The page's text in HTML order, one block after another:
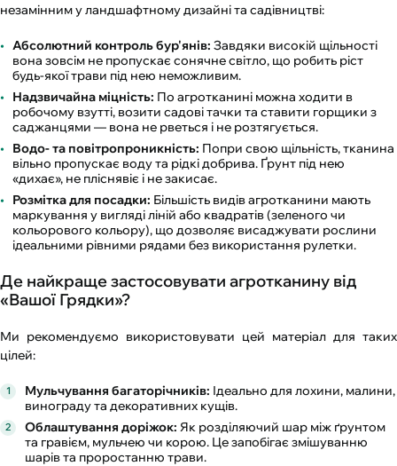
незамінним у ландшафтному дизайні та садівництві:
Абсолютний контроль бур'янів: Завдяки високій щільності
вона зовсім не пропускає сонячне світло, що робить ріст
будь-якої трави під нею неможливим.
Надзвичайна міцність: По агротканині можна ходити в
робочому взутті, возити садові тачки та ставити горщики з
саджанцями — вона не рветься і не розтягується.
Водо- та повітропроникність: Попри свою щільність, тканина
вільно пропускає воду та рідкі добрива. Ґрунт під нею
«дихає», не пліснявіє і не закисає.
Розмітка для посадки: Більшість видів агротканини мають
маркування у вигляді ліній або квадратів (зеленого чи
кольорового кольору), що дозволяє висаджувати рослини
ідеальними рівними рядами без використання рулетки.
Де найкраще застосовувати агротканину від
«Вашої Грядки»?
Ми рекомендуємо використовувати цей матеріал для таких
цілей:
Мульчування багаторічників: Ідеально для лохини, малини,
винограду та декоративних кущів.
Облаштування доріжок: Як розділяючий шар між ґрунтом
та гравієм, мульчею чи корою. Це запобігає змішуванню
шарів та проростанню трави.